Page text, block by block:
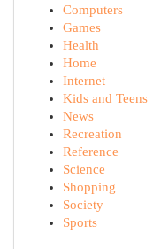
Computers
Games
Health
Home
Internet
Kids and Teens
News
Recreation
Reference
Science
Shopping
Society
Sports